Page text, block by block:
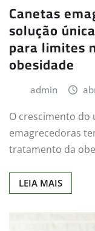
Canetas
solução
para limites
obesidade
admin
O crescimento do
emagrecedoras
tratamento da
LEIA MAIS